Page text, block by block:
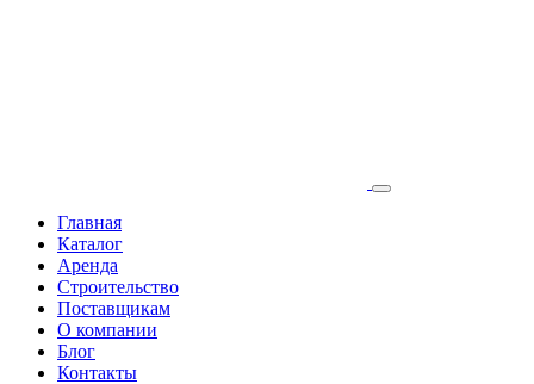
Главная
Каталог
Аренда
Строительство
Поставщикам
О компании
Блог
Контакты